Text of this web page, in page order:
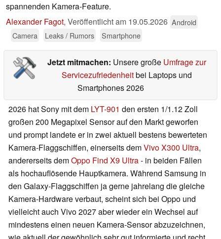
spannenden Kamera-Feature.
Alexander Fagot, Veröffentlicht am 19.05.2026 Android
Camera
Leaks / Rumors Smartphone
Jetzt mitmachen: Unsere große Umfrage zur
Servicezufriedenheitbei Laptops und
Smartphones 2026
2026 hat Sony mit dem LYT-901 den ersten 1/1.12 Zoll
großen 200 Megapixel Sensor auf den Markt geworfen
und prompt landete er in zwei aktuell bestens bewerteten
Kamera-Flaggschiffen, einerseits demVivo X300 Ultra,
andererseits demOppo Find X9 Ultra- in beiden Fällen
als hochauflösende Hauptkamera. Während Samsung in
den Galaxy-Flaggschiffen ja gerne jahrelang die gleiche
Kamera-Hardware verbaut, scheint sich bei Oppo und
vielleicht auch Vivo 2027 aber wieder ein Wechsel auf
mindestens einen neuen Kamera-Sensor abzuzeichnen,